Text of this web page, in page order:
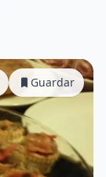
Guardar